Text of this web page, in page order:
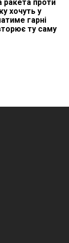
ракета проти
хочуть у
гарні
ту саму